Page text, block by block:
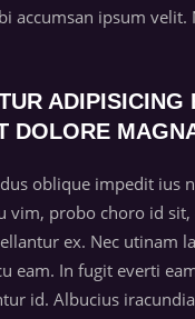
accumsan ipsum velit.
ADIPISICING
DOLORE
oblique impedit ius
vim, probo choro id
ex. Nec utinam
eam. In fugit everti
id. Albucius